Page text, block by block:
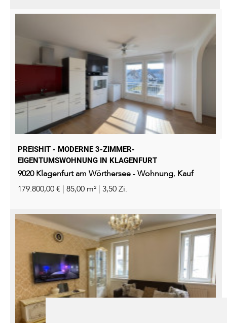
PREISHIT - MODERNE 3-ZIMMER-
EIGENTUMSWOHNUNG IN KLAGENFURT
9020 Klagenfurt am Wörthersee-Wohnung, Kauf
179.800,00 € | 85,00 m² | 3,50 Zi.